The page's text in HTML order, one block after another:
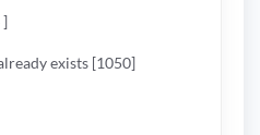
]
exists [1050]